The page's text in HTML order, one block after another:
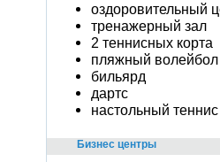
оздоровительный
тренажерный зал
2 теннисных корта
пляжный волейбол
бильярд
дартс
настольный теннис
Бизнес центры